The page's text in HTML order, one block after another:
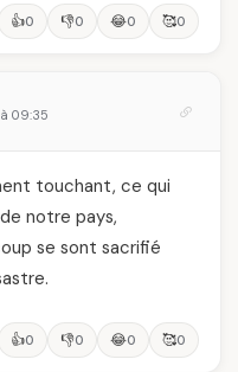
👍0 👎0 😂0 🥰0
à 09:35
touchant, ce qui
notre pays,
se sont sacrifié
👍0 👎0 😂0 🥰0